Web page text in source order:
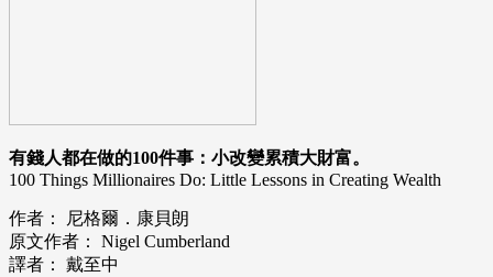
有錢人都在做的100件事：小改變累積大財富。
100 Things Millionaires Do: Little Lessons in Creating Wealth
作者： 尼格爾．康貝朗
原文作者： Nigel Cumberland
譯者： 戴至中